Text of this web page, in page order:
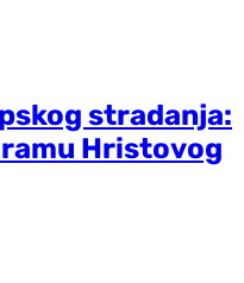
stradanja:
Hristovog